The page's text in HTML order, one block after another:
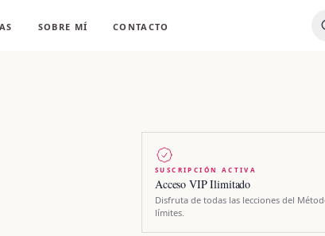
SOBRE MÍ CONTACTO
SUSCRIPCIÓN ACTIVA
Acceso VIP Ilimitado
Disfruta de todas las lecciones del
límites.